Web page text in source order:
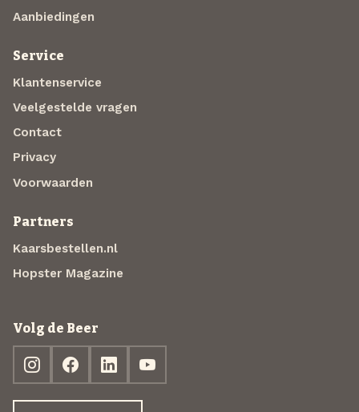
Aanbiedingen
Service
Klantenservice
Veelgestelde vragen
Contact
Privacy
Voorwaarden
Partners
Kaarsbestellen.nl
Hopster Magazine
Volg de Beer